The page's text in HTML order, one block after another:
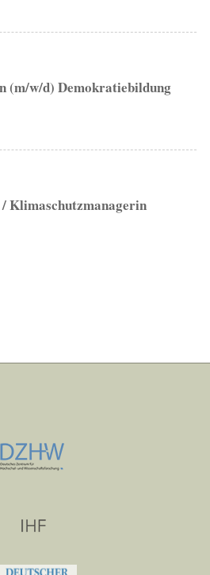
w/d) Demokratiebildung
Klimaschutzmanagerin